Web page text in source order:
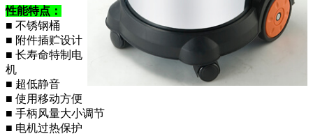
性能特点：
■ 不锈钢桶
■ 附件插贮设计
■ 长寿命特制电
机
■ 超低静音
■ 使用移动方便
■ 手柄风量大小调节
■ 电机过热保护